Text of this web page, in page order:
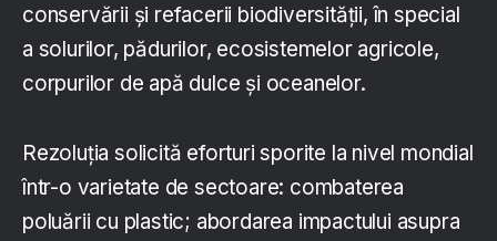
conservării și refacerii biodiversității, în special
a solurilor, pădurilor, ecosistemelor agricole,
corpurilor de apă dulce și oceanelor.
Rezoluția solicită eforturi sporite la nivel mondial
într-o varietate de sectoare: combaterea
poluării cu plastic; abordarea impactului asupra